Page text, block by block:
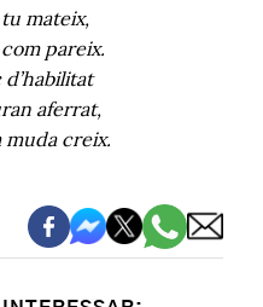
mateix,
pareix.
aferrat,
muda creix.